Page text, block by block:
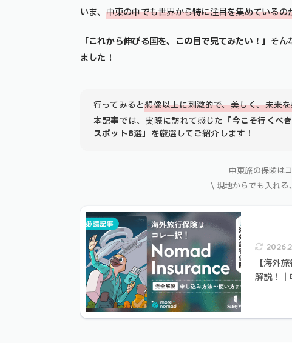
いま、 中東の中でも世界から特に注目を集めているの
「これから伸びる国を、この目で見てみたい！」 そん
ました！
行ってみると想像以上に刺激的で、美しく、未来
本記事では、実際に訪れて感じた 「今こそ行くべ
スポット8選」 を厳選してご紹介します！
中東旅の保険は
\ 現地からでも入れ
【海外
解説！